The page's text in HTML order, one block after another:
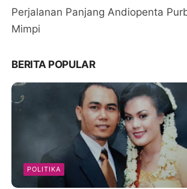
Perjalanan Panjang Andiopenta
Mimpi
BERITA POPULAR
POLITIKA